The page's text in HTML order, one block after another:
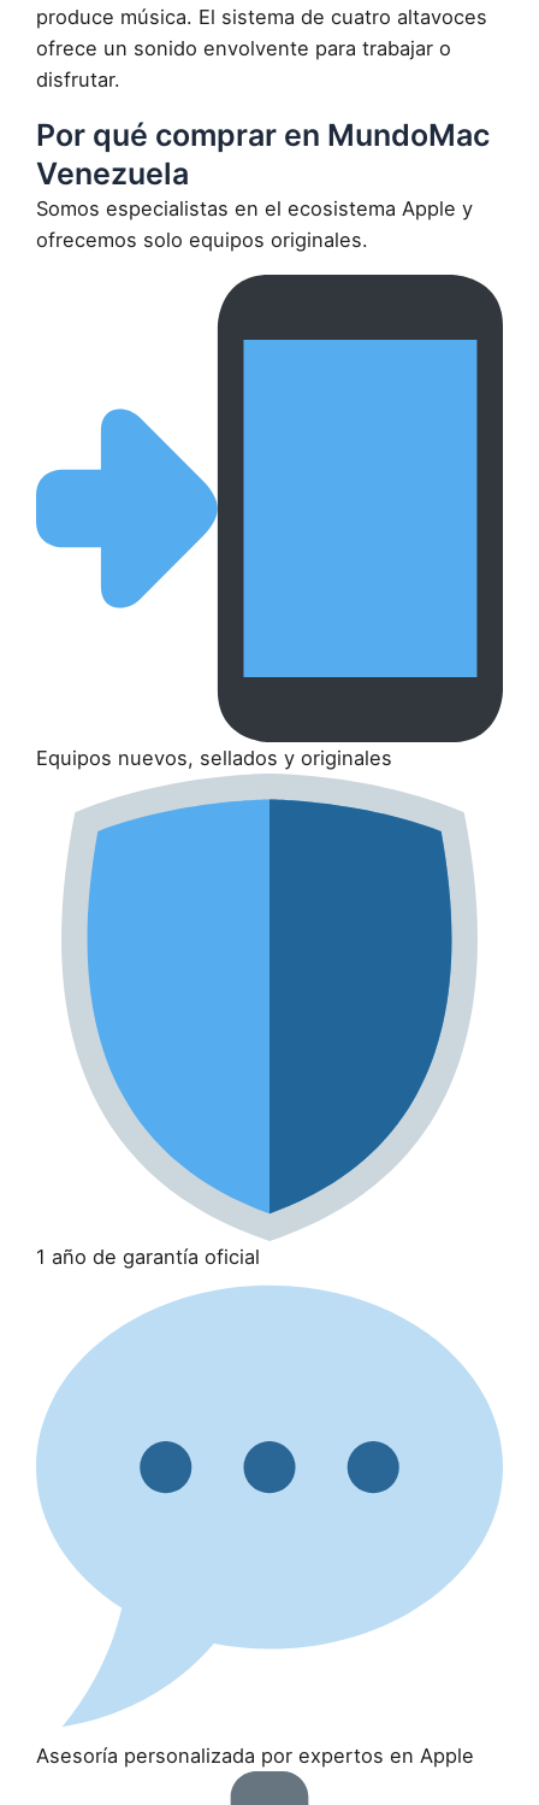
produce música. El sistema de cuatro altavoces
ofrece un sonido envolvente para trabajar o
disfrutar.
Por qué comprar en MundoMac
Venezuela
Somos especialistas en el ecosistema Apple y
ofrecemos solo equipos originales.
Equipos nuevos, sellados y originales
1 año de garantía oficial
Asesoría personalizada por expertos en Apple